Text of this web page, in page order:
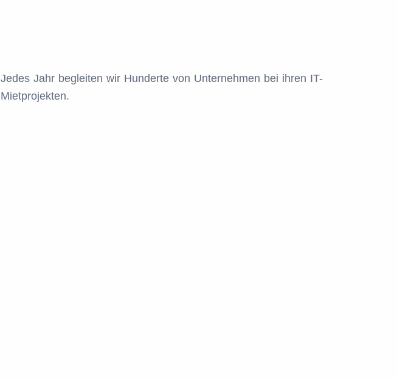
Jedes Jahr begleiten wir Hunderte von Unternehmen bei ihren IT-
Mietprojekten.